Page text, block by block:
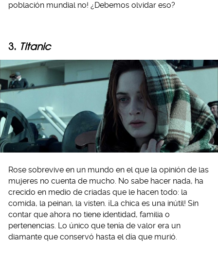
población mundial no! ¿Debemos olvidar eso?
3. Titanic
Rose sobrevive en un mundo en el que la opinión de las
mujeres no cuenta de mucho. No sabe hacer nada, ha
crecido en medio de criadas que le hacen todo: la
comida, la peinan, la visten. ¡La chica es una inútil! Sin
contar que ahora no tiene identidad, familia o
pertenencias. Lo único que tenía de valor era un
diamante que conservó hasta el día que murió.